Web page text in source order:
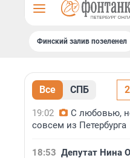
Финский залив позеленел
Все СПБ
19:02
С любовью,
совсем из Петербурга
18:53 Депутат Нина